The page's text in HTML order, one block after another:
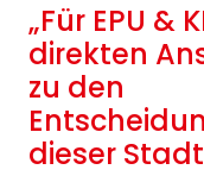
„Für EPU &
direkten
zu den
dieser